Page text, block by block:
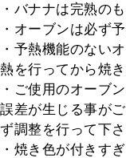
・バナナは完熟の
・オーブンは必ず
・予熱機能のない
熱を行ってから焼き
・ご使用のオーブ
誤差が生じる事が
ず調整を行って下さ
・焼き色が付きす